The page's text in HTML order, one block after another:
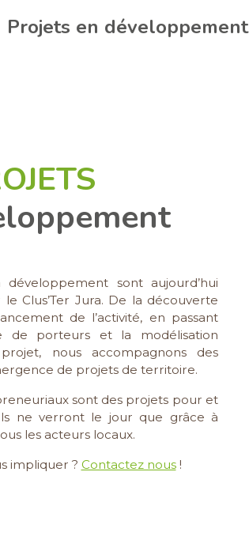
Projets en développement
sont aujourd’hui
Clus’Ter Jura. De la découverte
de l’activité, en passant
de porteurs et la modélisation
nous accompagnons des
de projets de territoire.
sont des projets pour et
ne verront le jour que grâce à
les acteurs locaux.
impliquer ? Contactez nous !